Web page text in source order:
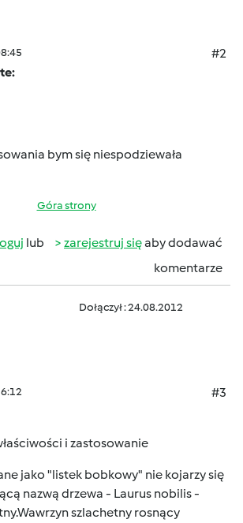
#2
bym się niespodziewała
Góra strony
lub zarejestruj sięaby dodawać
komentarze
Dołączył : 24.08.2012
#3
i zastosowanie
jako "listek bobkowy" nie kojarzy się
nazwą drzewa - Laurus nobilis -
szlachetny rosnący